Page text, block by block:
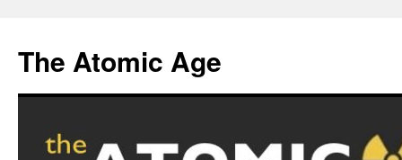
content
The Atomic Age